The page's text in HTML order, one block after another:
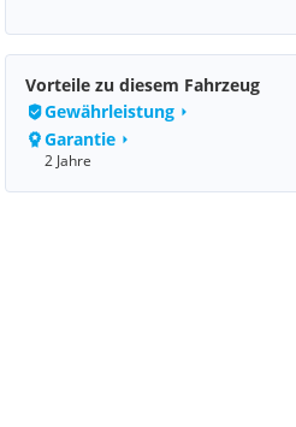
Vorteile zu diesem Fahrzeug
Gewährleistung
Garantie
2 Jahre